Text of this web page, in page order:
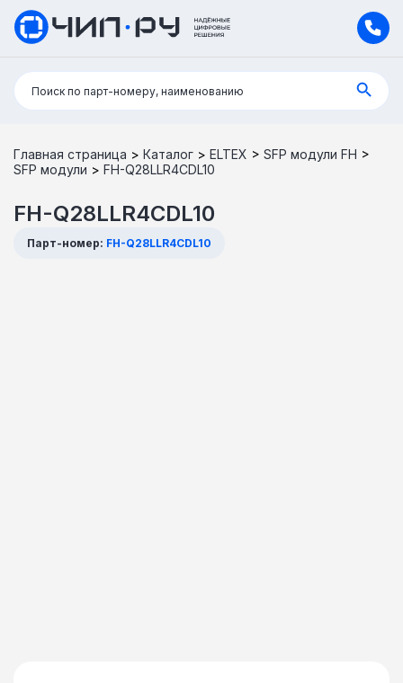
Поиск:
Поиск по парт-номеру, наименованию
Главная страница > Каталог > ELTEX > SFP модули FH >
SFP модули > FH-Q28LLR4CDL10
FH-Q28LLR4CDL10
Парт-номер: FH-Q28LLR4CDL10